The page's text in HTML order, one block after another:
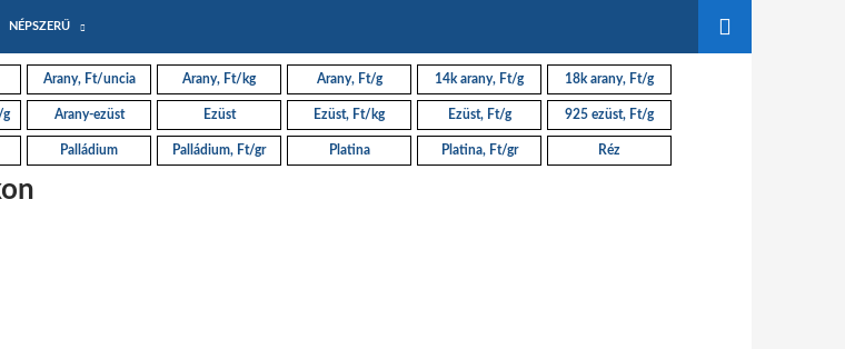
NÉPSZERŰ
Arany, Ft/uncia Arany, Ft/kg Arany, Ft/g 14k arany, Ft/g 18k arany, Ft/g
g Arany-ezüst Ezüst Ezüst, Ft/kg Ezüst, Ft/g 925 ezüst, Ft/g
Palládium Palládium, Ft/gr Platina Platina, Ft/gr Réz